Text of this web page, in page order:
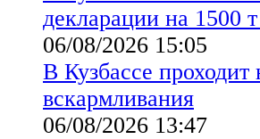
декларации на 1500
06/08/2026 15:05
В Кузбассе проходит
вскармливания
06/08/2026 13:47